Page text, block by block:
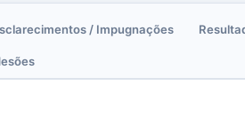
/ Impugnações